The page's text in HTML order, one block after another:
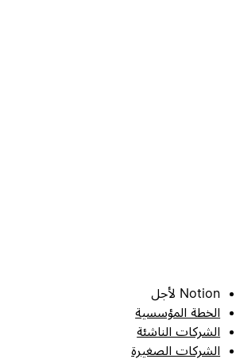
Notion لأجل
الخطة المؤسسية
الشركات الناشئة
الشركات الصغيرة